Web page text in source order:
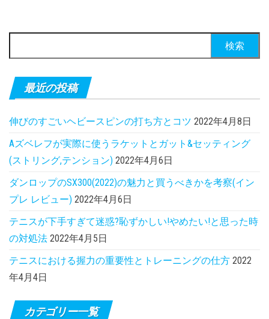
最近の投稿
伸びのすごいヘビースピンの打ち方とコツ 2022年4月8日
Aズベレフが実際に使うラケットとガット&セッティング
(ストリング,テンション) 2022年4月6日
ダンロップのSX300(2022)の魅力と買うべきかを考察(イン
プレ レビュー) 2022年4月6日
テニスが下手すぎて迷惑?恥ずかしい!やめたい!と思った時
の対処法 2022年4月5日
テニスにおける握力の重要性とトレーニングの仕方 2022
年4月4日
カテゴリー一覧